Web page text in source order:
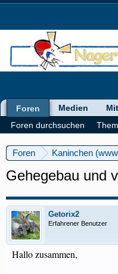
Foren Kaninchen
Gehegebau und
Getorix2
Erfahrener Benutzer
Hallo zusammen,
Foren
Foren durchsuchen
Medien